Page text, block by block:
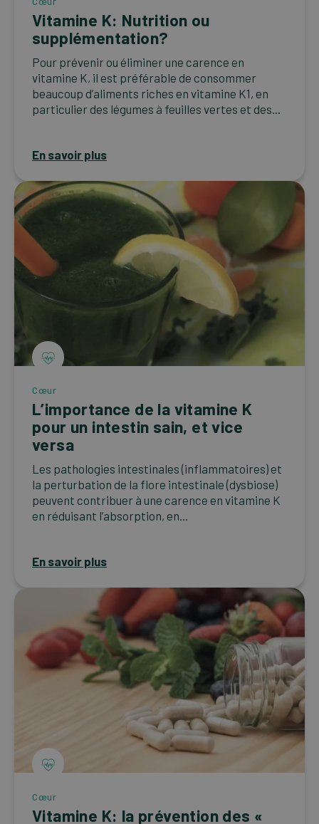
Vitamine K: Nutrition ou
supplémentation?
Pour prévenir ou éliminer une carence en
vitamine K, il est préférable de consommer
beaucoup d’aliments riches en vitamine K1, en
particulier des légumes à feuilles vertes et des...
En savoir plus
Cœur
L’importance de la vitamine K
pour un intestin sain, et vice
versa
Les pathologies intestinales (inflammatoires) et
la perturbation de la flore intestinale (dysbiose)
peuvent contribuer à une carence en vitamine K
en réduisant l’absorption, en...
En savoir plus
Cœur
Vitamine K: la prévention des «